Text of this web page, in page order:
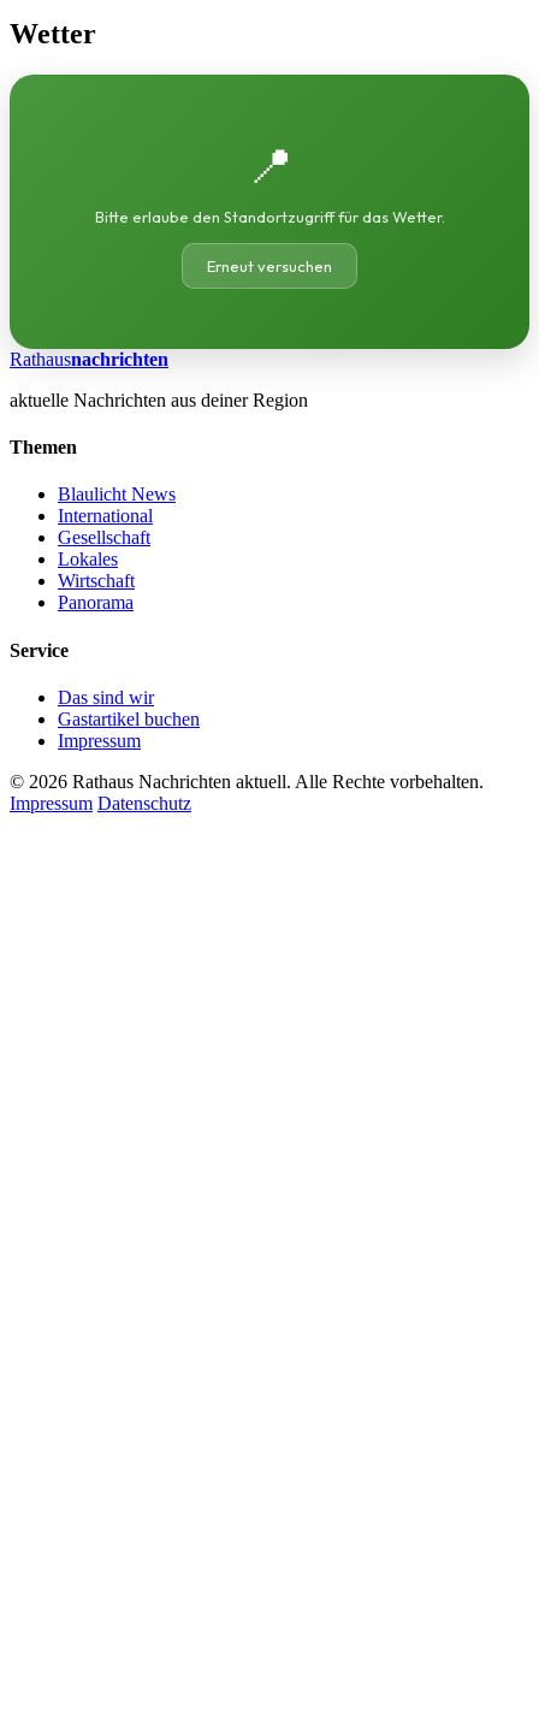
Wetter
📍
Bitte erlaube den Standortzugriff für das Wetter.
Erneut versuchen
Rathausnachrichten
aktuelle Nachrichten aus deiner Region
Themen
Blaulicht News
International
Gesellschaft
Lokales
Wirtschaft
Panorama
Service
Das sind wir
Gastartikel buchen
Impressum
© 2026 Rathaus Nachrichten aktuell. Alle Rechte vorbehalten.
Impressum Datenschutz